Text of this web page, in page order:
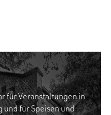
für Veranstaltungen in
und für Speisen und